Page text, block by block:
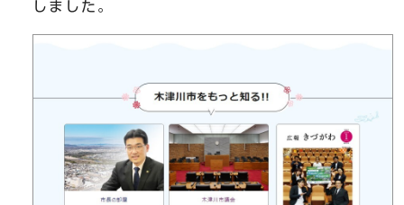
しました。